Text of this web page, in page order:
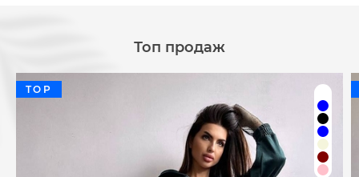
Топ продаж
TOP